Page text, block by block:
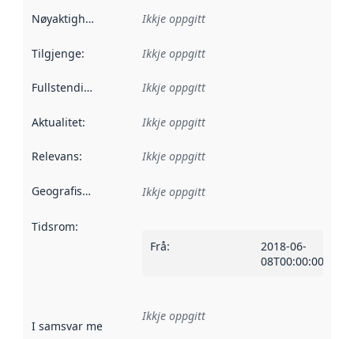
Nøyaktigheit Ikkje oppgitt
Tilgjenge: Ikkje oppgitt
Fullstendigheit Ikkje oppgitt
Aktualitet: Ikkje oppgitt
Relevans: Ikkje oppgitt
Geografisk område Ikkje oppgitt
Tidsrom:
Frå:
2018-06-
08T00:00:00Z
I samsvar med Referanse til ei implementeringsregel eller
Ikkje oppgitt